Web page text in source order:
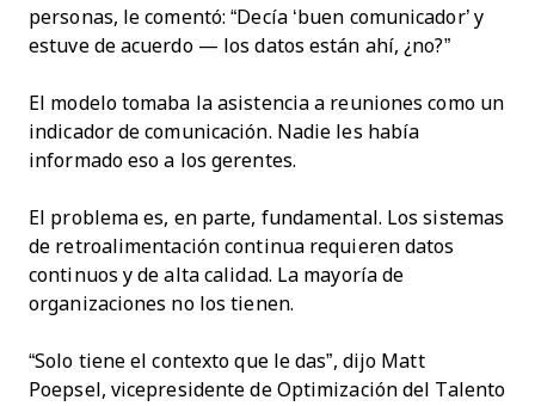
personas, le comentó: “Decía ‘buen comunicador’ y
estuve de acuerdo — los datos están ahí, ¿no?”
El modelo tomaba la asistencia a reuniones como un
indicador de comunicación. Nadie les había
informado eso a los gerentes.
El problema es, en parte, fundamental. Los sistemas
de retroalimentación continua requieren datos
continuos y de alta calidad. La mayoría de
organizaciones no los tienen.
“Solo tiene el contexto que le das”, dijo Matt
Poepsel, vicepresidente de Optimización del Talento